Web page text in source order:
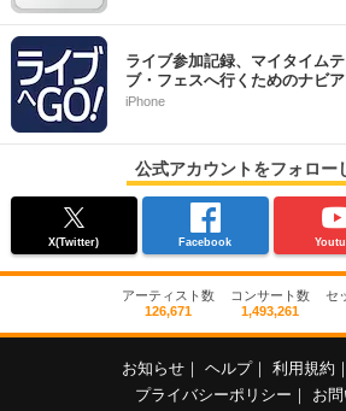
ライブ参加記録、マイタイム
ブ・フェスへ行くためのナビア
iPhone
公式アカウントをフォロー
X(Twitter) Facebook
アーティスト数
126,671
コンサート数
1,493,261
セ
お知らせ ｜ ヘルプ｜ 利用規約 ｜
プライバシーポリシー ｜ お